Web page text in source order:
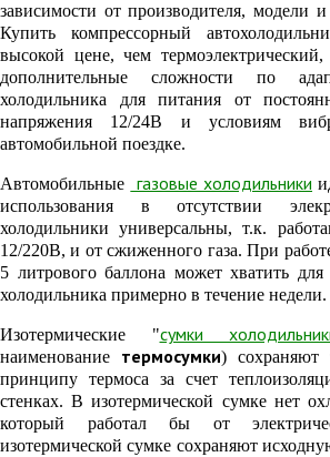
зависимости от производителя, модели
Купить компрессорный
высокой цене, чем термоэлектрический,
дополнительные сложности по
холодильника для питания от
напряжения 12/24В и условиям
автомобильной поездке.
Автомобильные газовые холодильники
использования в отсутствии
холодильники универсальны, т.к.
12/220В, и от сжиженного газа. При
5 литрового баллона может хватить
холодильника примерно в течение недели.
Изотермические "сумки
наименование
термосумки) сохраняют
принципу термоса за счет
стенках. В изотермической сумке нет
который работал бы от
изотермической сумке сохраняют